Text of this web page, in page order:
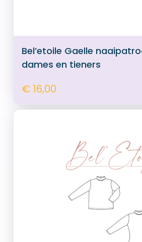
Bel’etoile Gaelle
dames en tieners
€ 16,00